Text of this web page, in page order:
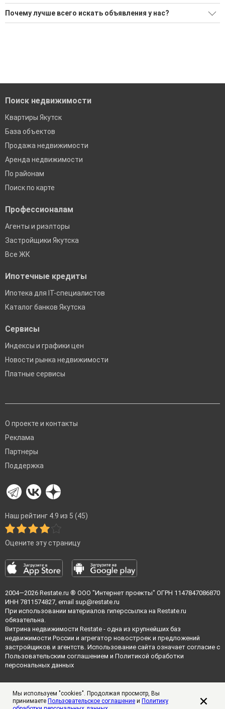
Ищите, как Снять торговые помещения?
1 актуальное и проверенное объявление
Почему лучше всего искать объявления у нас?
Поиск недвижимости
Квартиры Якутск
База объектов
Продажа недвижимости
Аренда недвижимости
По районам
Поиск по карте
Профессионалам
Агенты и риэлторы
Застройщики Якутска
Все ЖК
Ипотечные кредиты
Ипотека для IT-специалистов
Каталог банков Якутска
Сервисы
Индексы и графики цен
Новости рынка недвижимости
Платные сервисы
О проекте и контакты
Реклама
Партнеры
Поддержка
Наш рейтинг 4.9 из 5 (45)
Оцените эту страницу
2004—2026 Restate.ru ® ООО "Интернет проекты" ОГРН 1147847086870
ИНН 7811574827, email sup@restate.ru
При использовании материалов гиперссылка на Restate.ru
обязательна.
Витрина недвижимости Restate - одна из крупнейших баз
недвижимости России и агрегатор новостроек и предложений
застройщиков и агентств. Использование сайта означает согласие с
Пользовательским соглашением и Политикой обработки
персональных данных
Мы используем "cookies". Продолжая просмотр, Вы
принимаете Пользовательское соглашение и Политику